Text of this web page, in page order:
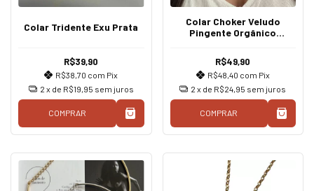
Colar Tridente Exu Prata
R$39,90
R$38,70 com Pix
2 x de R$19,95 sem juros
COMPRAR
Colar Choker Veludo
Pingente Orgânico
R$49,90
R$48,40 com Pix
2 x de R$24,95 sem juros
COMPRAR